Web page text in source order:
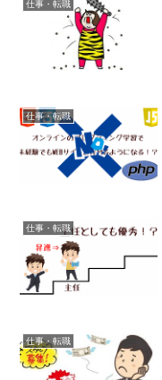
仕事・転職
仕事・転職
仕事・転職
仕事・転職